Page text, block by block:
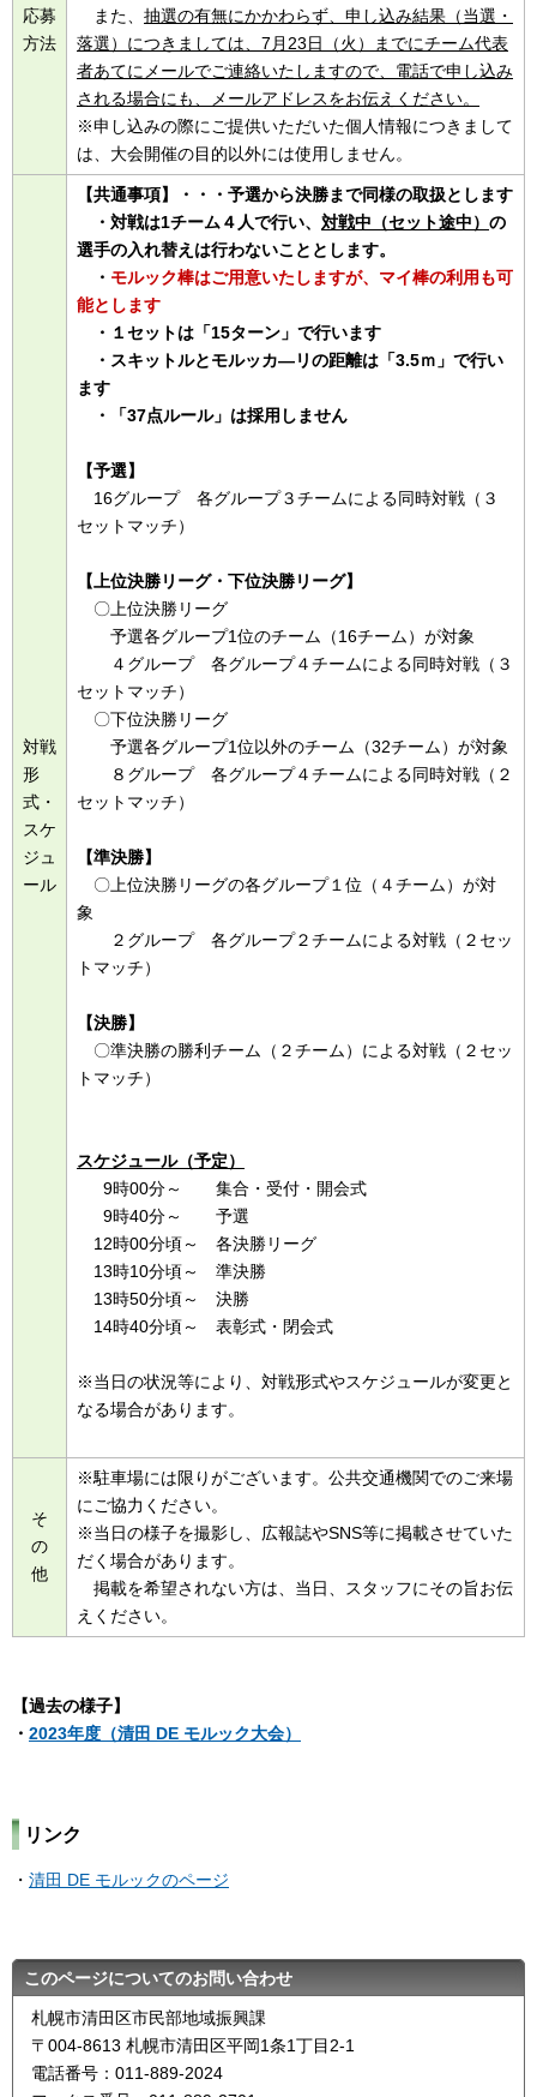
応募
方法
また、 抽選の有無にかかわらず、申し込み結果（当選・
落選）につきましては、7月23日（火）までにチーム代表
者あてにメールでご連絡いたしますので、電話で申し込み
される場合にも、メールアドレスをお伝えください。
※申し込みの際にご提供いただいた個人情報につきまして
は、大会開催の目的以外には使用しません。
対戦
形
式・
スケ
ジュ
ール
【共通事項】・・・予選から決勝まで同様の取扱とします
・対戦は1チーム４人で行い、 対戦中（セット途中） の
選手の入れ替えは行わないこととします。
・ モルック棒はご用意いたしますが、マイ棒の利用も可
能とします
・１セットは「15ターン」で行います
・スキットルとモルッカ―リの距離は「3.5ｍ」で行い
ます
・「37点ルール」は採用しません
【予選】
16グループ 各グループ３チームによる同時対戦（３
セットマッチ）
【上位決勝リーグ・下位決勝リーグ】
〇上位決勝リーグ
予選各グループ1位のチーム（16チーム）が対象
４グループ 各グループ４チームによる同時対戦（３
セットマッチ）
〇下位決勝リーグ
予選各グループ1位以外のチーム（32チーム）が対象
８グループ 各グループ４チームによる同時対戦（２
セットマッチ）
【準決勝】
〇上位決勝リーグの各グループ１位（４チーム）が対
象
２グループ 各グループ２チームによる対戦（２セッ
トマッチ）
【決勝】
〇準決勝の勝利チーム（２チーム）による対戦（２セッ
トマッチ）
スケジュール（予定）
9時00分～ 集合・受付・開会式
9時40分～ 予選
12時00分頃～ 各決勝リーグ
13時10分頃～ 準決勝
13時50分頃～ 決勝
14時40分頃～ 表彰式・閉会式
※当日の状況等により、対戦形式やスケジュールが変更と
なる場合があります。
そ
の
他
※駐車場には限りがございます。公共交通機関でのご来場
にご協力ください。
※当日の様子を撮影し、広報誌やSNS等に掲載させていた
だく場合があります。
掲載を希望されない方は、当日、スタッフにその旨お伝
えください。
【過去の様子】
・ 2023年度（清田 DE モルック大会）
リンク
・ 清田 DE モルックのページ
このページについてのお問い合わせ
札幌市清田区市民部地域振興課
〒004-8613 札幌市清田区平岡1条1丁目2-1
電話番号：011-889-2024